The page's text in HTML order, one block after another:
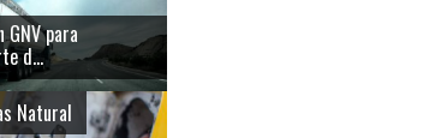
GNV para
d...
Natural